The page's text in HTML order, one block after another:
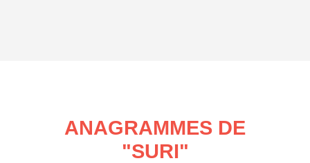
ANAGRAMMES DE
"SURI"